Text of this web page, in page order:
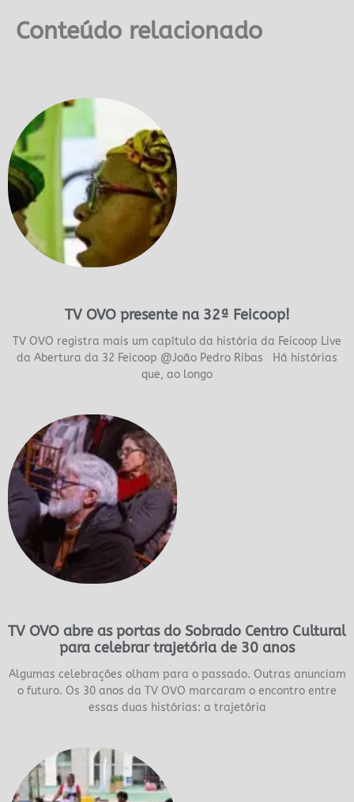
Conteúdo relacionado
TV OVO presente na 32ª Feicoop!
TV OVO registra mais um capítulo da história da Feicoop Live
da Abertura da 32 Feicoop @João Pedro Ribas Há histórias
que, ao longo
TV OVO abre as portas do Sobrado Centro Cultural
para celebrar trajetória de 30 anos
Algumas celebrações olham para o passado. Outras anunciam
o futuro. Os 30 anos da TV OVO marcaram o encontro entre
essas duas histórias: a trajetória